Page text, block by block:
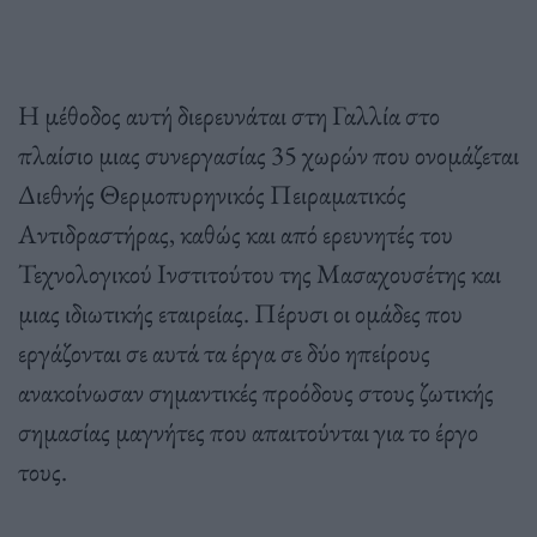
Η μέθοδος αυτή διερευνάται στη Γαλλία στο
πλαίσιο μιας συνεργασίας 35χωρών που ονομάζεται
Διεθνής Θερμοπυρηνικός Πειραματικός
Αντιδραστήρας,καθώς και από ερευνητές του
Τεχνολογικού Ινστιτούτου της Μασαχουσέτης και
μιας ιδιωτικής εταιρείας. Πέρυσι οι ομάδες που
εργάζονται σε αυτά τα έργα σε δύο ηπείρους
ανακοίνωσαν σημαντικές προόδους στους ζωτικής
σημασίας μαγνήτες που απαιτούνται για το έργο
τους.